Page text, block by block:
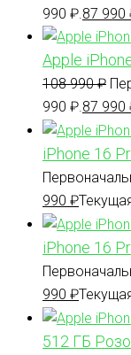
990 ₽. 87 990
Apple
108 990₽
990 ₽. 87 990
iPhone 16
990 ₽
iPhone 16
990 ₽
512 ГБ